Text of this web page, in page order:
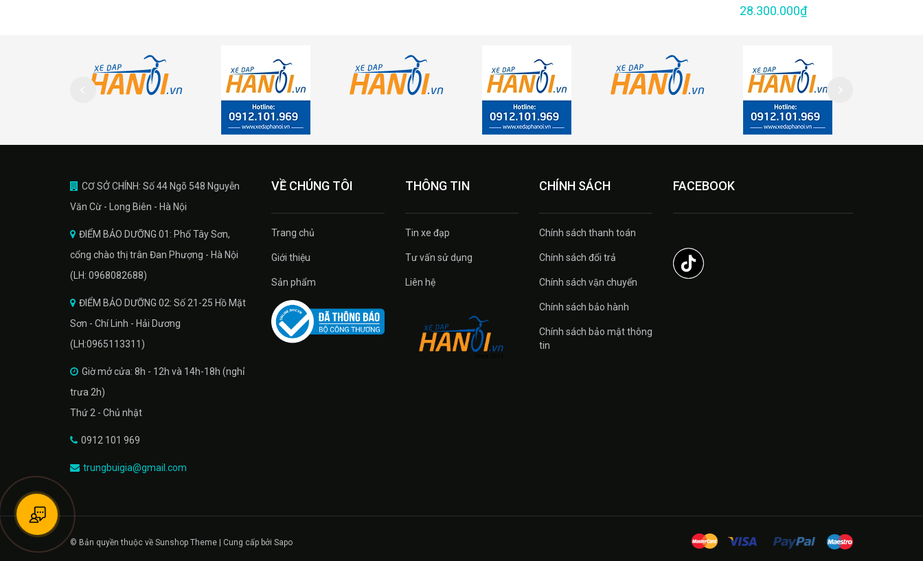
28.300.000₫
CƠ SỞ CHÍNH: Số 44 Ngõ 548 Nguyễn
Văn Cừ - Long Biên - Hà Nội
ĐIỂM BẢO DƯỠNG 01: Phố Tây Sơn,
cổng chào thị trân Đan Phượng - Hà Nội
(LH: 0968082688)
ĐIỂM BẢO DƯỠNG 02: Số 21-25 Hồ Mặt
Sơn - Chí Linh - Hải Dương
(LH:0965113311)
Giờ mở cửa: 8h - 12h và 14h-18h (nghỉ
trưa 2h)
Thứ 2 - Chủ nhật
0912 101 969
trungbuigia@gmail.com
VỀ CHÚNG TÔI
Trang chủ
Giới thiệu
Sản phẩm
THÔNG TIN
Tin xe đạp
Tư vấn sử dụng
Liên hệ
CHÍNH SÁCH
Chính sách thanh toán
Chính sách đổi trả
Chính sách vận chuyển
Chính sách bảo hành
Chính sách bảo mật thông
tin
FACEBOOK
© Bản quyền thuộc về Sunshop Theme | Cung cấp bởi Sapo